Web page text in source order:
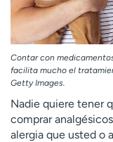
Contar con
facilita mucho el
Getty Images.
Nadie quiere tener
comprar
alergia que usted o